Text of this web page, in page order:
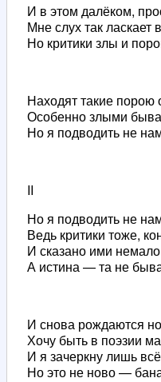
И в этом далёком,
Мне слух так ласкает
Но критики злы и
Находят такие порою
Особенно злыми
Но я подводить не
II
Но я подводить не
Ведь критики тоже,
И сказано ими немало
А истина — та не
И снова рождаются
Хочу быть в поэзии
И я зачеркну лишь
Но это не ново —